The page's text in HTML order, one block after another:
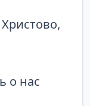
о нас